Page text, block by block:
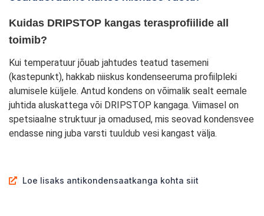
Kuidas DRIPSTOP kangas terasprofiilide all
toimib?
Kui temperatuur jõuab jahtudes teatud tasemeni
(kastepunkt), hakkab niiskus kondenseeruma profiilpleki
alumisele küljele. Antud kondens on võimalik sealt eemale
juhtida aluskattega või DRIPSTOP kangaga. Viimasel on
spetsiaalne struktuur ja omadused, mis seovad kondensvee
endasse ning juba varsti tuuldub vesi kangast välja.
Loe lisaks antikondensaatkanga kohta siit